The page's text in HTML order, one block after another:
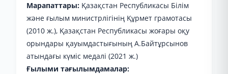
Марапаттары: Қазақстан Республикасы Білім
және ғылым министрлігінің Құрмет грамотасы
(2010 ж.), Қазақстан Республикасы жоғары оқу
орындары қауымдастығының А.Байтұрсынов
атындағы күміс медалі (2021 ж.)
Ғылыми тағылымдамалар: